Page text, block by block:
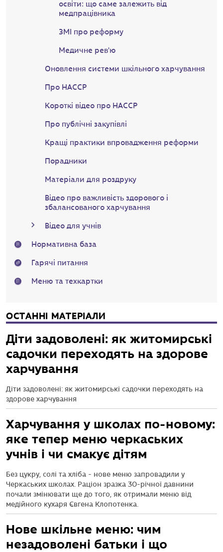
освіти: що саме залежить від
медпрацівника
ЗМІ про реформу
Медичне рев'ю
Оновлення системи шкільного харчування
Про НАССР
Короткі відео про НАССР
Про публічні закупівлі
Кращі практики впровадження реформи
Порадники
Матеріали для роздруку
Відео про важливість здорового і
збалансованого харчування
Відео для учнів
Нормативна база
Гарячі питання
Меню та техкартки
ОСТАННІ МАТЕРІАЛИ
Діти задоволені: як житомирські
садочки переходять на здорове
харчування
Діти задоволені: як житомирські садочки переходять на
здорове харчування
Харчування у школах по-новому:
яке тепер меню черкаських
учнів і чи смакує дітям
Без цукру, солі та хліба - нове меню запровадили у
Черкаських школах. Раціон зразка 30-річної давнини
почали змінювати ще до того, як отримали меню від
медійного кухаря Євгена Клопотенка.
Нове шкільне меню: чим
незадоволені батьки і що